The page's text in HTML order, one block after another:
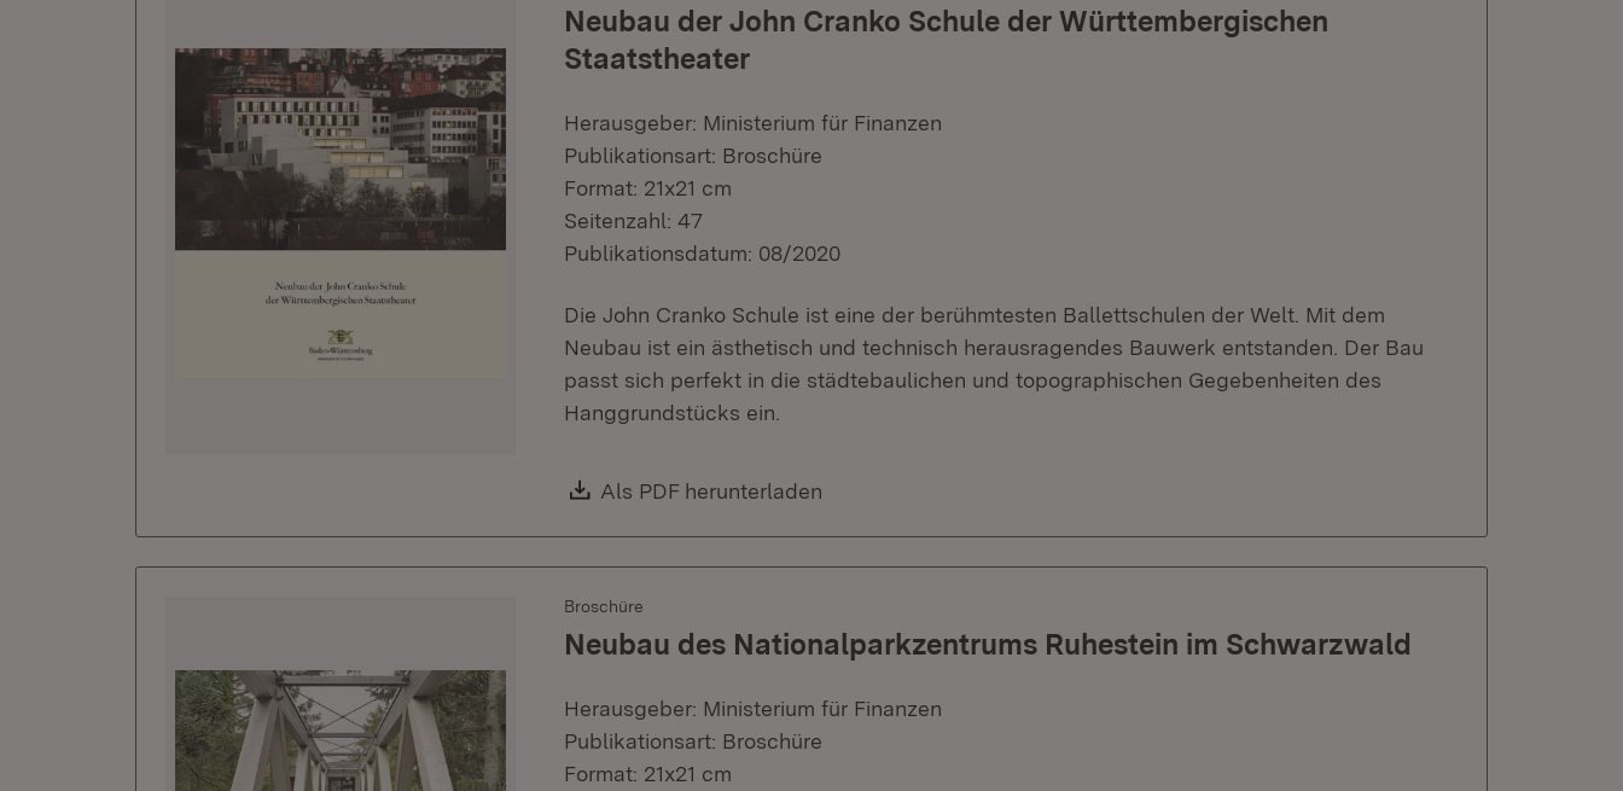
Neubau der John Cranko Schule der Württembergischen
Staatstheater
Herausgeber: Ministerium für Finanzen
Publikationsart: Broschüre
Format: 21x21 cm
Seitenzahl: 47
Publikationsdatum: 08/2020
Die John Cranko Schule ist eine der berühmtesten Ballettschulen der Welt. Mit dem
Neubau ist ein ästhetisch und technisch herausragendes Bauwerk entstanden. Der Bau
passt sich perfekt in die städtebaulichen und topographischen Gegebenheiten des
Hanggrundstücks ein.
Download:
Als PDF herunterladen
Broschüre
Neubau des Nationalparkzentrums Ruhestein im Schwarzwald
Herausgeber: Ministerium für Finanzen
Publikationsart: Broschüre
Format: 21x21 cm